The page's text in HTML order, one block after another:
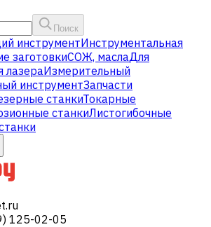
Поиск
инструментИнструментальная
заготовкиСОЖ, маслаДля
лазераИзмерительный
инструментЗапчасти
станкиТокарные
станкиЛистогибочные
125-02-05